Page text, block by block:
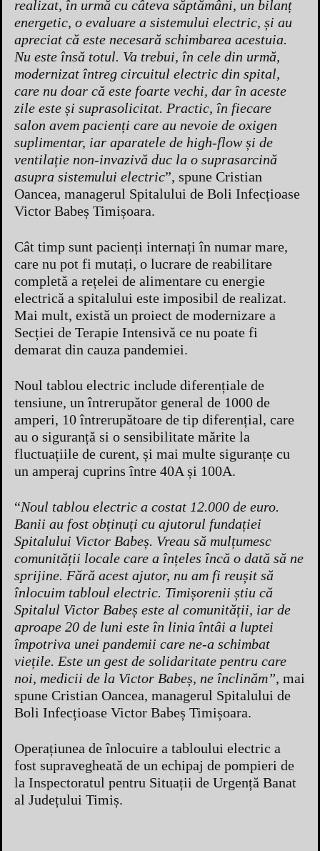
realizat, în urmă cu câteva săptămâni, un bilanț
energetic, o evaluare a sistemului electric, și au
apreciat că este necesară schimbarea acestuia.
Nu este însă totul. Va trebui, în cele din urmă,
modernizat întreg circuitul electric din spital,
care nu doar că este foarte vechi, dar în aceste
zile este și suprasolicitat. Practic, în fiecare
salon avem pacienți care au nevoie de oxigen
suplimentar, iar aparatele de high-flow și de
ventilație non-invazivă duc la o suprasarcină
asupra sistemului electric”, spune Cristian
Oancea, managerul Spitalului de Boli Infecțioase
Victor Babeș Timișoara.
Cât timp sunt pacienți internați în numar mare,
care nu pot fi mutați, o lucrare de reabilitare
completă a rețelei de alimentare cu energie
electrică a spitalului este imposibil de realizat.
Mai mult, există un proiect de modernizare a
Secției de Terapie Intensivă ce nu poate fi
demarat din cauza pandemiei.
Noul tablou electric include diferențiale de
tensiune, un întrerupător general de 1000 de
amperi, 10 întrerupătoare de tip diferențial, care
au o siguranță si o sensibilitate mărite la
fluctuațiile de curent, și mai multe siguranțe cu
un amperaj cuprins între 40A și 100A.
“Noul tablou electric a costat 12.000 de euro.
Banii au fost obținuți cu ajutorul fundației
Spitalului Victor Babeș. Vreau să mulțumesc
comunității locale care a înțeles încă o dată să ne
sprijine. Fără acest ajutor, nu am fi reușit să
înlocuim tabloul electric. Timișorenii știu că
Spitalul Victor Babeș este al comunității, iar de
aproape 20 de luni este în linia întâi a luptei
împotriva unei pandemii care ne-a schimbat
viețile. Este un gest de solidaritate pentru care
noi, medicii de la Victor Babeș, ne înclinăm”, mai
spune Cristian Oancea, managerul Spitalului de
Boli Infecțioase Victor Babeș Timișoara.
Operațiunea de înlocuire a tabloului electric a
fost supravegheată de un echipaj de pompieri de
la Inspectoratul pentru Situații de Urgență Banat
al Județului Timiș.